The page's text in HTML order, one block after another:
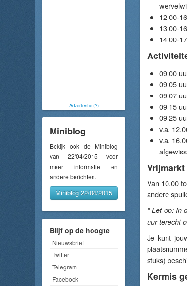
- Advertentie (?)-
Miniblog
Bekijk ook de Miniblog
van 22/04/2015 voor
meer informatie en
andere berichten.
Miniblog 22/04/2015
Blijf op de hoogte
Nieuwsbrief
Twitter
Telegram
Facebook
12.00-
13.00-
14.00-
09.00
09.05
09.07
09.15
09.25
v.a.
v.a.
Vrijmarkt
Van 10.00
andere
* Let op: In
uur terecht
Je kunt
stuks)
Kermis